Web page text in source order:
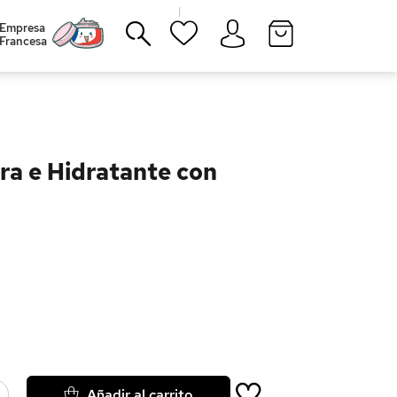
|
Empresa
Francesa
e Hidratante con